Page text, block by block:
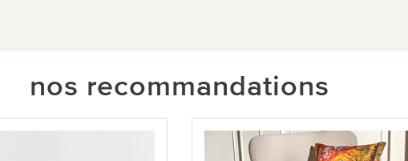
nos recommandations